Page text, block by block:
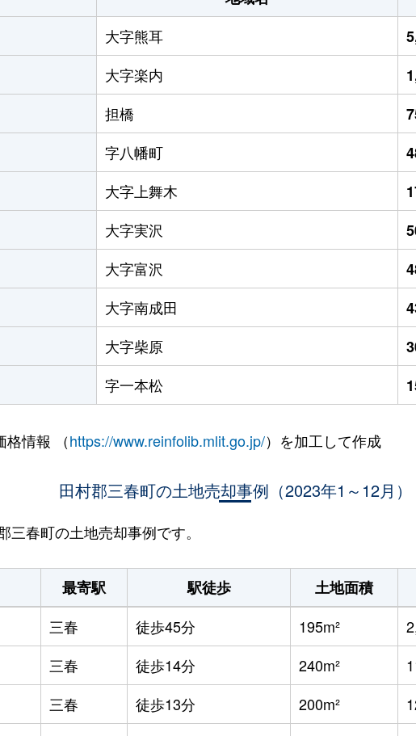
大字熊耳
大字楽内
担橋
字八幡町
大字上舞木
大字実沢
大字富沢
大字南成田
大字柴原
字一本松
格情報 （https://www.reinfolib.mlit.go.jp/）を加工して作成
田村郡三春町の土地売却事例（2023年1～12月）
春町の土地売却事例です。
最寄駅 駅徒歩 土地面積
三春 徒歩45分 195m²
三春 徒歩14分 240m²
三春 徒歩13分 200m²